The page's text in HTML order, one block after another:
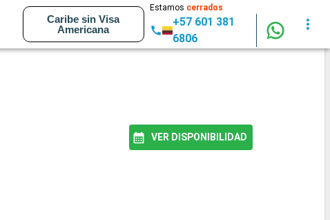
Caribe sin Visa
Americana
Estamos cerrados
+57 601 381
6806
VER DISPONIBILIDAD